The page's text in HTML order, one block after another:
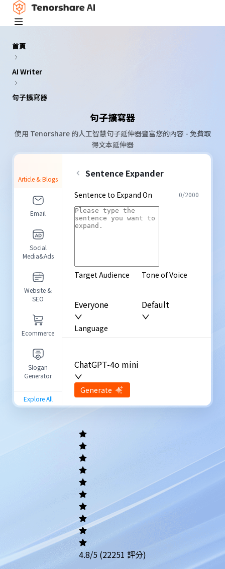
首頁
AI Writer
句子擴寫器
句子擴寫器
使用 Tenorshare 的人工智慧句子延伸器豐富您的內容 - 免費取
得文本延伸器
Article & Blogs
Email
Social
Media&Ads
Website &
SEO
Ecommerce
Slogan
Generator
General
Explore All
Sentence Expander
Sentence to Expand On 0/2000
Target Audience
Everyone
Tone of Voice
Default
Language
Advanced Options
ChatGPT-4o mini
Generate
4.8/5 (22251 評分)